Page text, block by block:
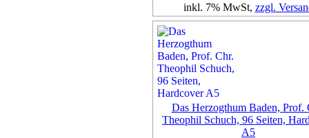
inkl. 7% MwSt, zzgl.
Das Herzogthum Baden, Prof.
Theophil Schuch, 96 Seiten,
A5